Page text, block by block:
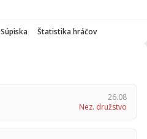
Súpiska Štatistika hráčov
26.08
Nez. družstvo